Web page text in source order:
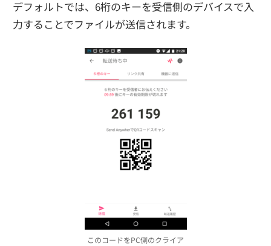
デフォルトでは、6桁のキーを受信側のデバイスで入
力することでファイルが送信されます。
このコードをPC側のクライア